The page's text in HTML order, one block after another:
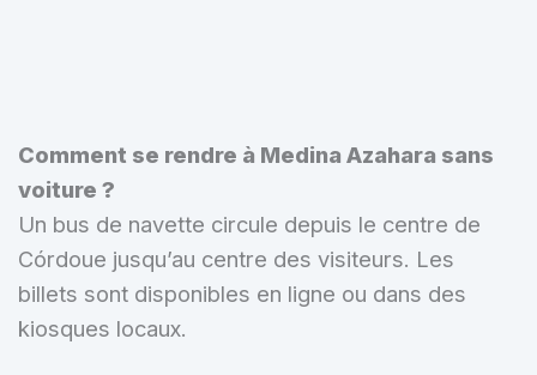
Comment se rendre à Medina Azahara sans
voiture ?
Un bus de navette circule depuis le centre de
Córdoue jusqu’au centre des visiteurs. Les
billets sont disponibles en ligne ou dans des
kiosques locaux.